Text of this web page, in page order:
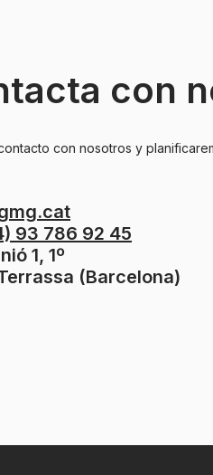
con
con nosotros y
93 786 92 45
1, 1º
(Barcelona)